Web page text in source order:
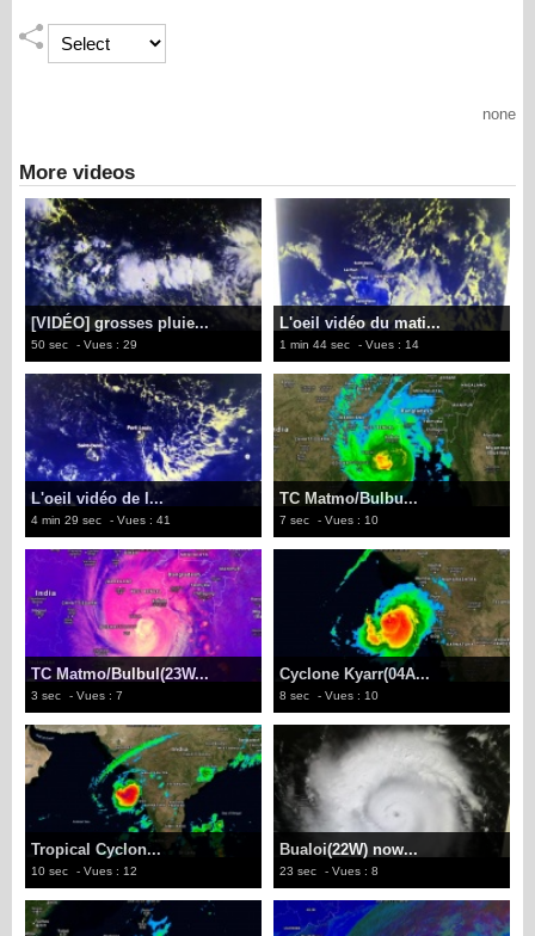
none
More videos
[VIDÉO] grosses pluie...
50 sec - Vues : 29
L'oeil vidéo du mati...
1 min 44 sec - Vues : 14
L'oeil vidéo de l...
4 min 29 sec - Vues : 41
TC Matmo/Bulbu...
7 sec - Vues : 10
TC Matmo/Bulbul(23W...
3 sec - Vues : 7
Cyclone Kyarr(04A...
8 sec - Vues : 10
Tropical Cyclon...
10 sec - Vues : 12
Bualoi(22W) now...
23 sec - Vues : 8